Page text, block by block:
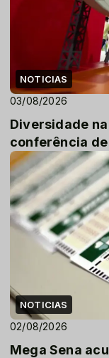
NOTICIAS
03/08/2026
Diversidade
conferência
NOTICIAS
02/08/2026
Mega Sena